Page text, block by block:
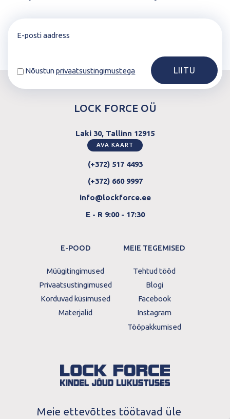
Nõustunprivaatsustingimustega
LOCK FORCE OÜ
Laki 30, Tallinn 12915
AVA KAART
(+372) 517 4493
(+372) 660 9997
info@lockforce.ee
E - R 9:00 - 17:30
E-POOD
Müügitingimused
Privaatsustingimused
Korduvad küsimused
Materjalid
MEIE TEGEMISED
Tehtud tööd
Blogi
Facebook
Instagram
Tööpakkumised
Meie ettevõttes töötavad üle